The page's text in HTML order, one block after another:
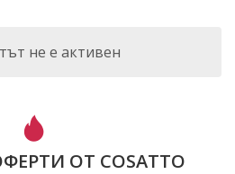
не е активен
ОТ COSATTO